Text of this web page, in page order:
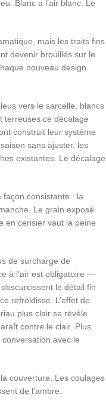
Blanc a l’air blanc. Le
mais les traits fins
devenir brouillés sur le
nouveau design
vers le sarcelle, blancs
terreuses ce décalage
construit leur système
sans ajuster, les
existantes. Le décalage
consistante : la
Le grain exposé
en cerisier vaut la peine
de surcharge de
à l’air est obligatoire —
le détail fin
refroidisse. L’effet de
plus clair se révèle
contre le clair. Plus
avec le
couverture. Les coulages
de l’ambre.